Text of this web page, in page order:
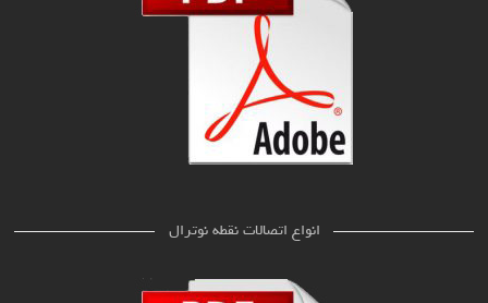
انواع اتصالات نقطه نوترال